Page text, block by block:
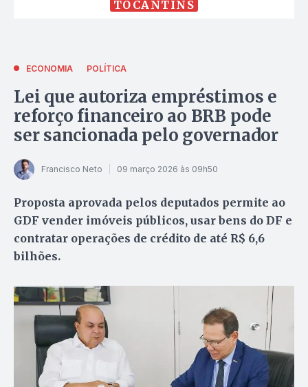
TOCANTINS
ECONOMIA POLÍTICA
Lei que autoriza empréstimos e
reforço financeiro ao BRB pode
ser sancionada pelo governador
Francisco Neto 09 março 2026 às 09h50
Proposta aprovada pelos deputados permite ao
GDF vender imóveis públicos, usar bens do DF e
contratar operações de crédito de até R$ 6,6
bilhões.